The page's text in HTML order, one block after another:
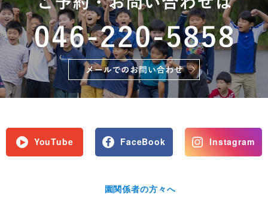
YouTube FaceBook Instagram
園関係者の方々へ